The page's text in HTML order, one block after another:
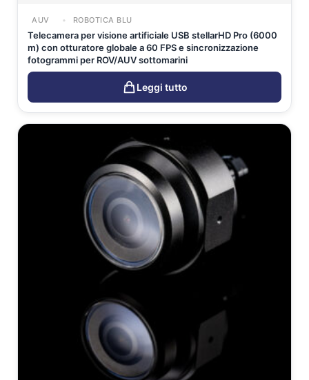
AUV ROBOTICA BLU
Telecamera per visione artificiale USB stellarHD Pro (6000
m) con otturatore globale a 60 FPS e sincronizzazione
fotogrammi per ROV/AUV sottomarini
Leggi tutto